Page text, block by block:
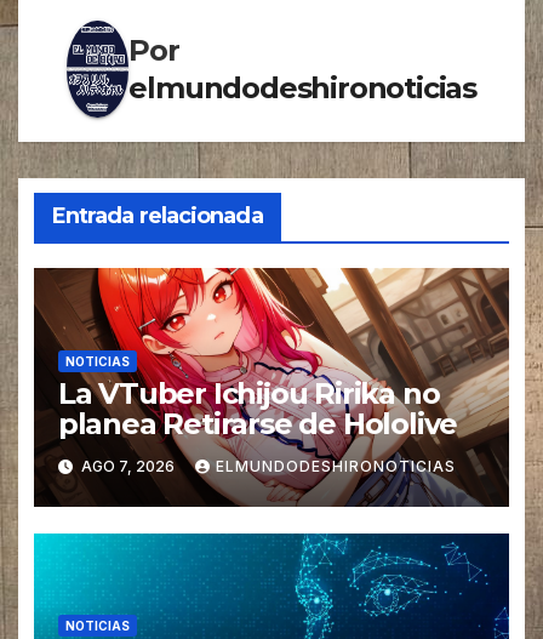
Por
elmundodeshironoticias
Entrada relacionada
NOTICIAS
La VTuber Ichijou Ririka no
planea Retirarse de Hololive
AGO 7, 2026 ELMUNDODESHIRONOTICIAS
NOTICIAS